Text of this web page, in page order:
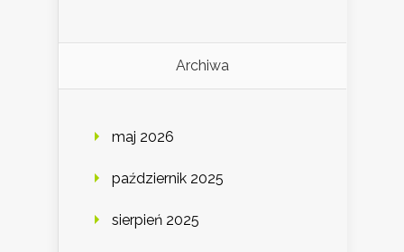
Archiwa
maj 2026
październik 2025
sierpień 2025